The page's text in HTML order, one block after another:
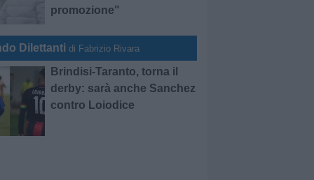
promozione"
Dilettanti di Fabrizio Rivara
Brindisi-Taranto, torna il
derby: sarà anche Sanchez
contro Loiodice